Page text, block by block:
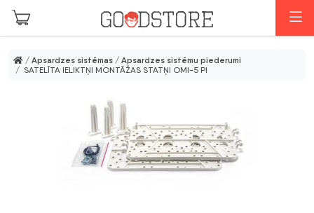
Skip to main content
/ Apsardzes sistēmas / Apsardzes sistēmu piederumi
/ SATELĪTA IELIKTŅI MONTĀŽAS STATŅI OMI-5 PI